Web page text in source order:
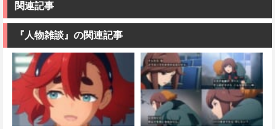
プラモデル
ラモデル
関連記事
『人物雑談』の関連記事